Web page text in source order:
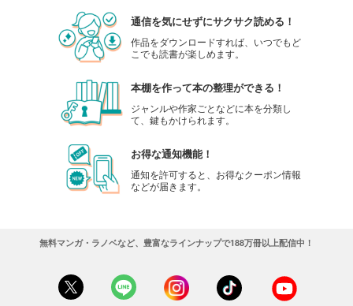
通信を気にせずにサクサク読める！
作品をダウンロードすれば、いつでもど
こでも読書が楽しめます。
本棚を作って本の整理ができる！
ジャンルや作家ごとなどに本を分類し
て、鍵もかけられます。
お得な通知機能！
通知を許可すると、お得なクーポン情報
などが届きます。
無料マンガ・ラノベなど、豊富なラインナップで188万冊以上配信中！